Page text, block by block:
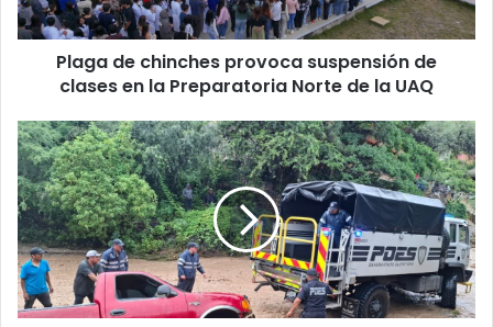
en
la
Preparatoria
la
UAQ
Plaga de chinches provoca suspensión de
clases en la Preparatoria Norte de la UAQ
Continuarán
lluvias
intensas
en
Querétaro